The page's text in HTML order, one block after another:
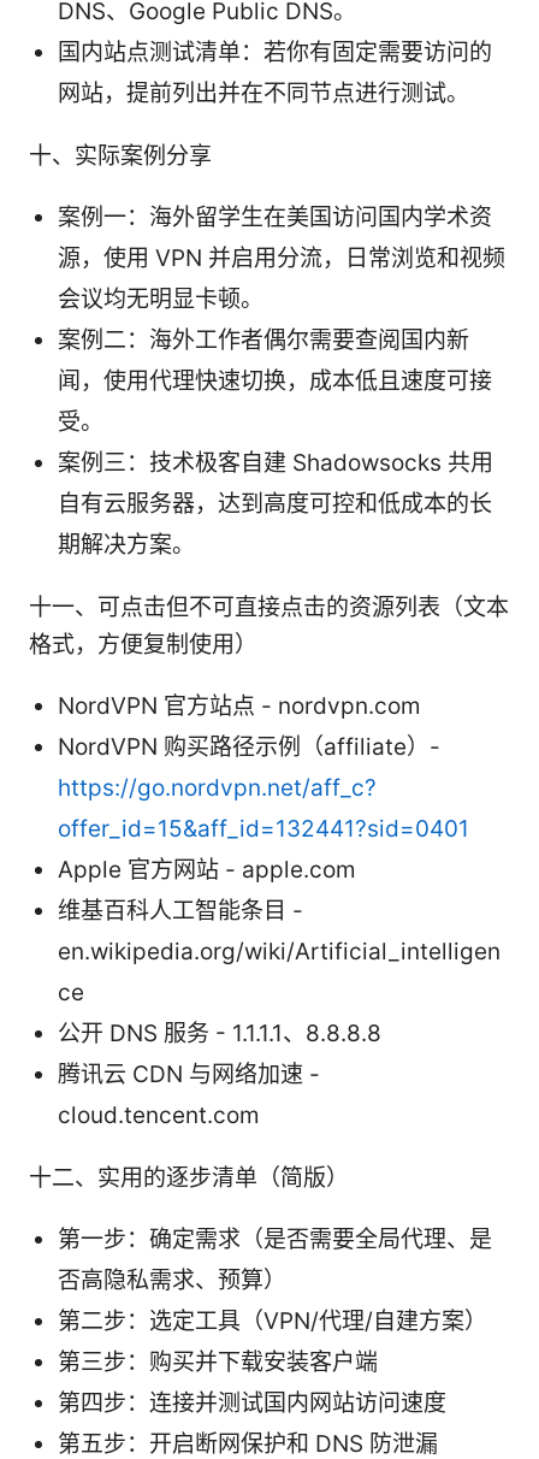
DNS、Google Public DNS。
国内站点测试清单：若你有固定需要访问的
网站，提前列出并在不同节点进行测试。
十、实际案例分享
案例一：海外留学生在美国访问国内学术资
源，使用 VPN 并启用分流，日常浏览和视频
会议均无明显卡顿。
案例二：海外工作者偶尔需要查阅国内新
闻，使用代理快速切换，成本低且速度可接
受。
案例三：技术极客自建 Shadowsocks 共用
自有云服务器，达到高度可控和低成本的长
期解决方案。
十一、可点击但不可直接点击的资源列表（文本
格式，方便复制使用）
NordVPN 官方站点 - nordvpn.com
NordVPN 购买路径示例（affiliate）-
https://go.nordvpn.net/aff_c?
offer_id=15&aff_id=132441?sid=0401
Apple 官方网站 - apple.com
维基百科人工智能条目 -
en.wikipedia.org/wiki/Artificial_intelligen
ce
公开 DNS 服务 - 1.1.1.1、8.8.8.8
腾讯云 CDN 与网络加速 -
cloud.tencent.com
十二、实用的逐步清单（简版）
第一步：确定需求（是否需要全局代理、是
否高隐私需求、预算）
第二步：选定工具（VPN/代理/自建方案）
第三步：购买并下载安装客户端
第四步：连接并测试国内网站访问速度
第五步：开启断网保护和 DNS 防泄漏